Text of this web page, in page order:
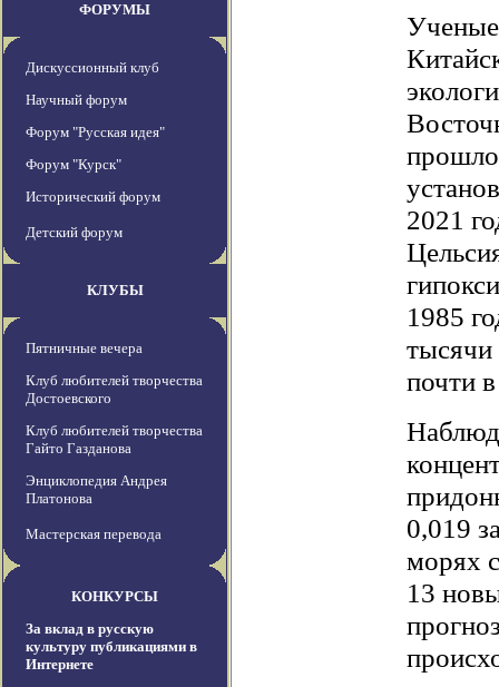
ФОРУМЫ
Дискуссионный клуб
Научный форум
Форум "Русская идея"
Форум "Курск"
Исторический форум
Детский форум
КЛУБЫ
Пятничные вечера
Клуб любителей творчества
Достоевского
Клуб любителей творчества
Гайто Газданова
Энциклопедия Андрея
Платонова
Мастерская перевода
КОНКУРСЫ
За вклад в русскую
культуру публикациями в
Интернете
2021
1985
тысячи
почти
0,019
морях
13